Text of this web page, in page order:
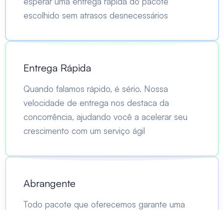
escolhido sem atrasos desnecessários
Entrega Rápida
Quando falamos rápido, é sério. Nossa
velocidade de entrega nos destaca da
concorrência, ajudando você a acelerar seu
crescimento com um serviço ágil
Abrangente
Todo pacote que oferecemos garante uma